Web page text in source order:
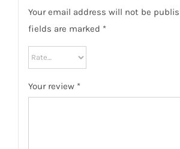
Your email address will not be
fields are marked *
Your review *